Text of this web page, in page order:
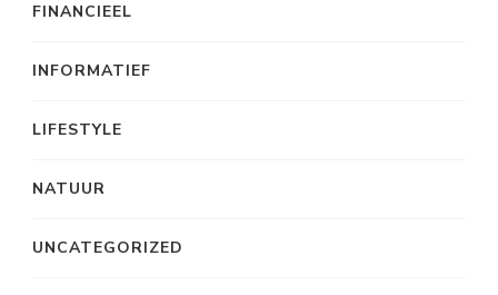
FINANCIEEL
INFORMATIEF
LIFESTYLE
NATUUR
UNCATEGORIZED